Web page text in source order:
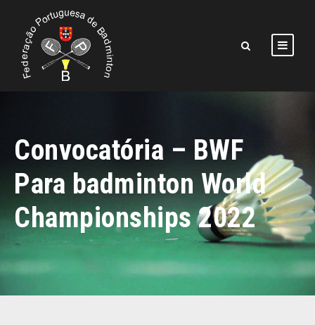
Convocatória – BWF
Para badminton World
Championships 2022